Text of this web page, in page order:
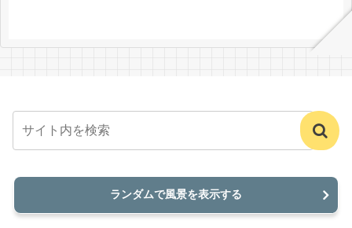
ランダムで風景を表示する